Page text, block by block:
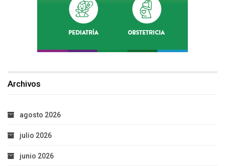
Archivos
agosto 2026
julio 2026
junio 2026